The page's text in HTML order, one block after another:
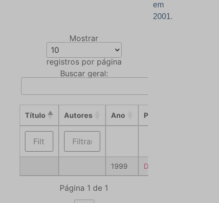
em
2001.
Mostrar
registros por página
Buscar geral:
Título Autores Ano PDF
1999 Download
Página 1 de 1